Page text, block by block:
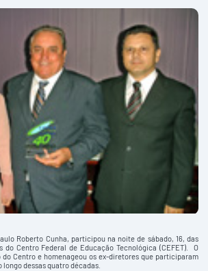
Roberto Cunha, participou na noite de sábado, 16, das
do Centro Federal de Educação Tecnológica (CEFET). O
Centro e homenageou os ex-diretores que participaram
dessas quatro décadas.